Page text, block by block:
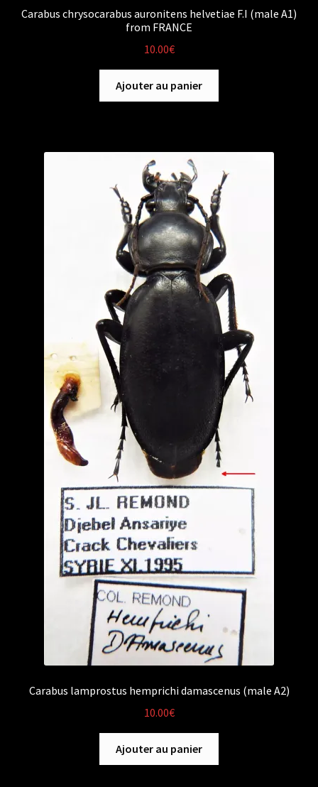
Carabus chrysocarabus auronitens helvetiae F.I (male A1)
from FRANCE
10.00€
Ajouter au panier
Carabus lamprostus hemprichi damascenus (male A2)
10.00€
Ajouter au panier